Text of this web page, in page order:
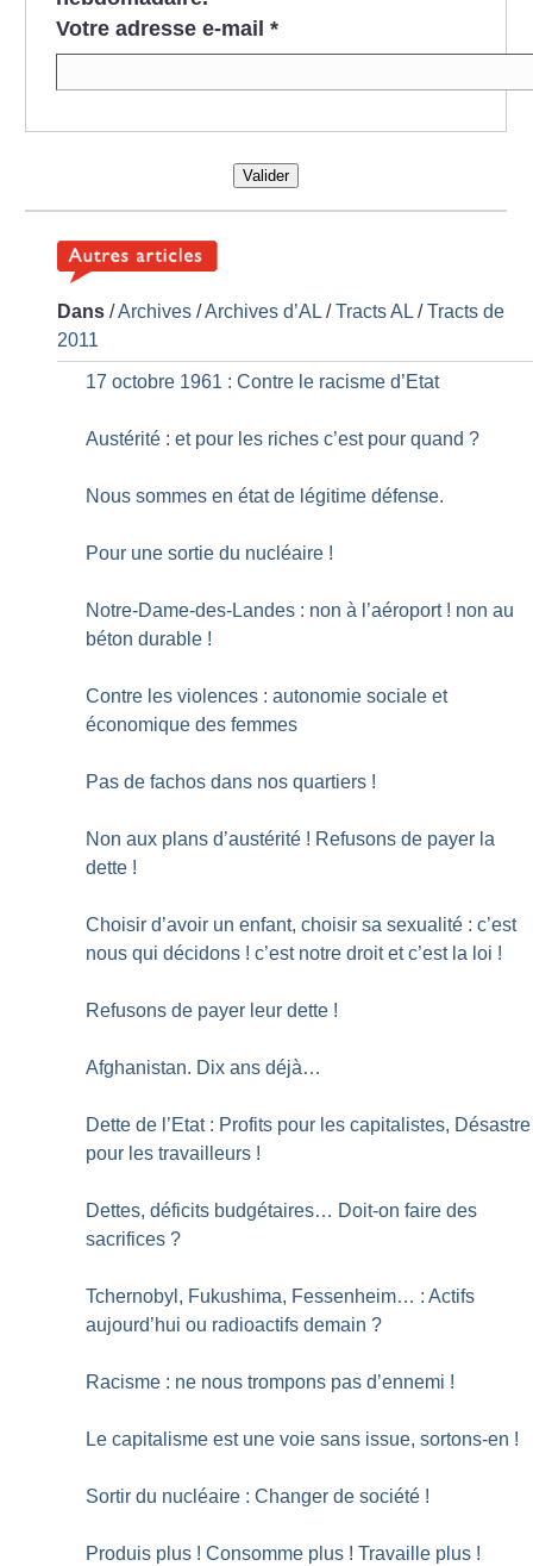
Votre adresse e-mail *
Valider
Dans /Archives /Archives d’AL /Tracts AL /Tracts de
2011
17 octobre 1961 : Contre le racisme d’Etat
Austérité : et pour les riches c’est pour quand ?
Nous sommes en état de légitime défense.
Pour une sortie du nucléaire !
Notre-Dame-des-Landes : non à l’aéroport ! non au
béton durable !
Contre les violences : autonomie sociale et
économique des femmes
Pas de fachos dans nos quartiers !
Non aux plans d’austérité ! Refusons de payer la
dette !
Choisir d’avoir un enfant, choisir sa sexualité : c’est
nous qui décidons ! c’est notre droit et c’est la loi !
Refusons de payer leur dette !
Afghanistan. Dix ans déjà…
Dette de l’Etat : Profits pour les capitalistes, Désastre
pour les travailleurs !
Dettes, déficits budgétaires… Doit-on faire des
sacrifices ?
Tchernobyl, Fukushima, Fessenheim… : Actifs
aujourd’hui ou radioactifs demain ?
Racisme : ne nous trompons pas d’ennemi !
Le capitalisme est une voie sans issue, sortons-en !
Sortir du nucléaire : Changer de société !
Produis plus ! Consomme plus ! Travaille plus !